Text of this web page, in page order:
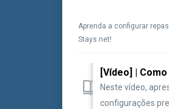
Aprenda a configurar
Stays.net!
[Vídeo] |
Neste vídeo,
configurações